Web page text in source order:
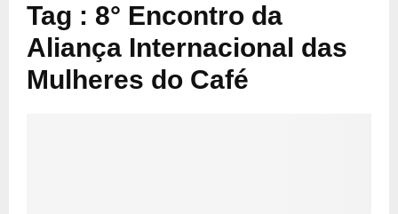
Tag : 8° Encontro da
Aliança Internacional das
Mulheres do Café